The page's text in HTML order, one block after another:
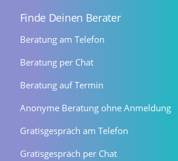
Finde Deinen Berater
Beratung am Telefon
Beratung per Chat
Beratung auf Termin
Anonyme Beratung ohne Anmeldung
Gratisgespräch am Telefon
Gratisgespräch per Chat